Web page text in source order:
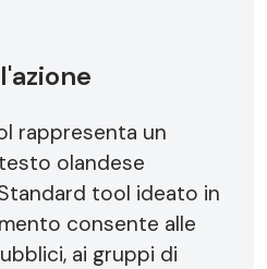
rappresenta un
olandese
tool ideato in
consente alle
ai gruppi di